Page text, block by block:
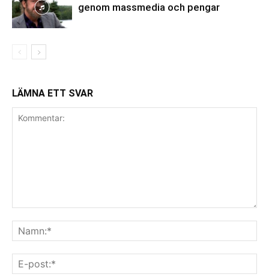
genom massmedia och pengar
LÄMNA ETT SVAR